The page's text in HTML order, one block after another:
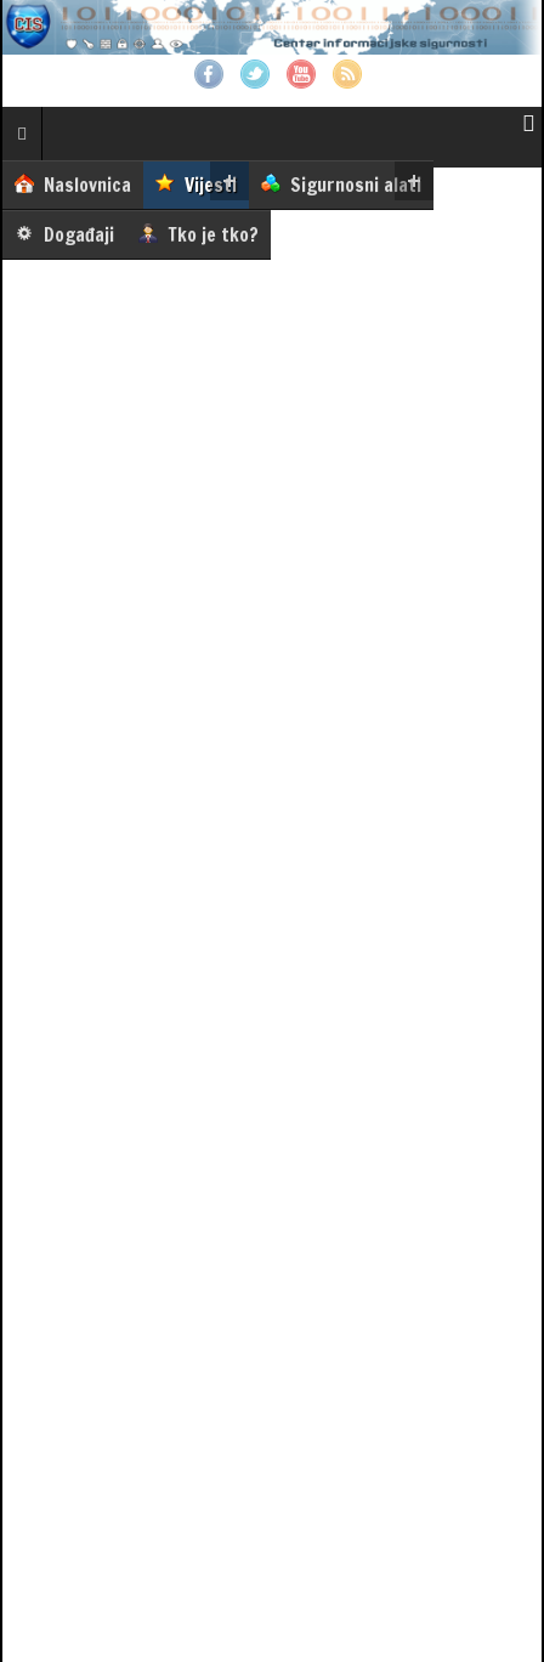
Naslovnica Vijesti
Sigurnosni alati
Događaji
Tko je tko?